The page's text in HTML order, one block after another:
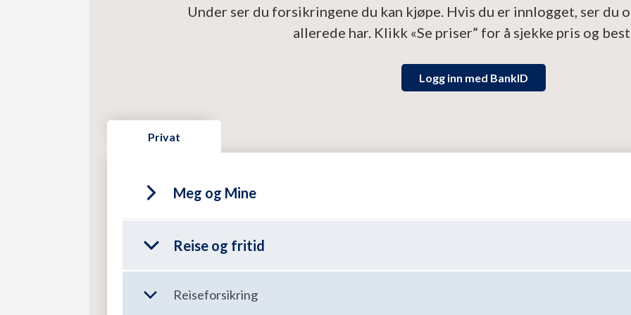
Under ser du forsikringene du kan kjøpe. Hvis du er innlogget, ser du
allerede har. Klikk «Se priser” for å sjekke pris og
Logg inn med BankID
Privat
Meg og Mine
Uførerente
Livs- og uføreforsikring
Reise og fritid
Reiseforsikring